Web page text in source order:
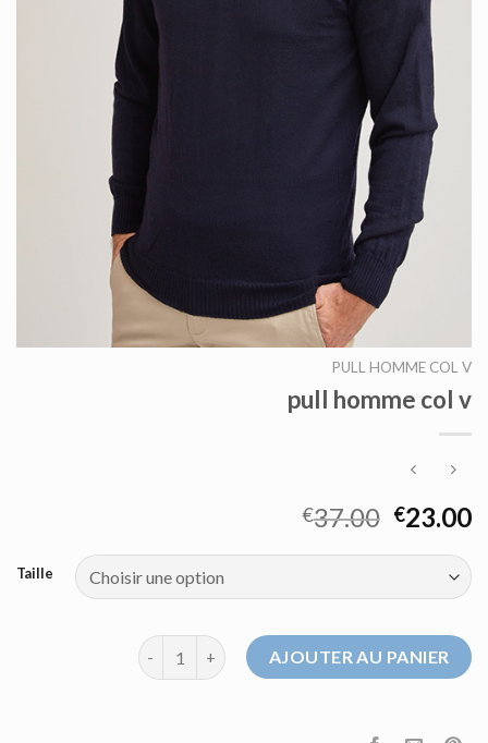
PULL HOMME COL V
pull homme col v
€37.00 €23.00
Taille
quantité de pull homme col vAJOUTER AU PANIER